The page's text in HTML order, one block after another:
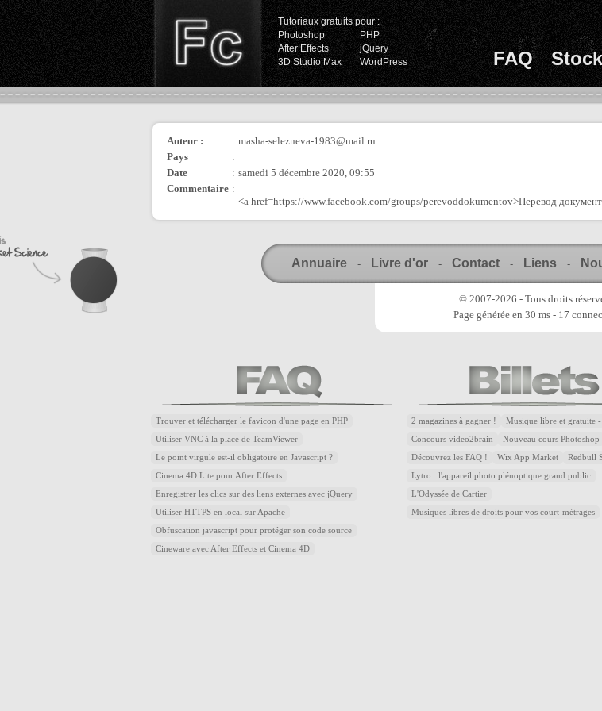
Tutoriaux gratuits pour :
Photoshop
PHP
After Effects
jQuery
3D Studio Max
WordPress FAQ
Auteur : : masha-selezneva-1983@mail.ru
Pays
:
Date
: samedi 5 décembre 2020, 09:55
Commentaire :
<a href=https://www.facebook.com/groups/perevoddokumentov>Перевод
Annuaire - Livre d'or - Contact - Liens -
© 2007-2026 - Tous droits
Page générée en 30 ms - 17
Trouver et télécharger le favicon d'une page en PHP
Utiliser VNC à la place de TeamViewer
Le point virgule est-il obligatoire en Javascript ?
Cinema 4D Lite pour After Effects
Enregistrer les clics sur des liens externes avec jQuery
Utiliser HTTPS en local sur Apache
Obfuscation javascript pour protéger son code source
Cineware avec After Effects et Cinema 4D
2 magazines à gagner ! Musique libre et gratuite
Concours video2brain Nouveau cours Photoshop
Découvrez les FAQ ! Wix App Market Redbull
Lytro : l'appareil photo plénoptique grand public
L'Odyssée de Cartier
Musiques libres de droits pour vos court-métrages